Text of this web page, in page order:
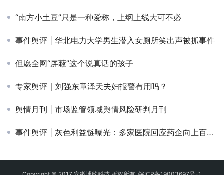
“南方小土豆”只是一种爱称，上纲上线大可不必
事件舆评 | 华北电力大学男生潜入女厕所笑出声被抓事件
但愿全网“屏蔽”这个说真话的孩子
专家舆评｜刘强东章泽天夫妇报警有用吗？
舆情月刊 | 市场监管领域舆情风险研判月刊
事件舆评 | 灰色利益链曝光：多家医院回应药企向上百名医生行贿事件背后的舆情危机与信任崩塌